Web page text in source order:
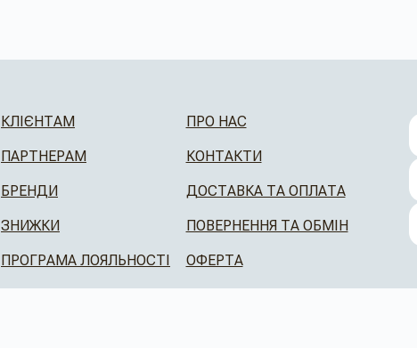
КЛІЄНТАМ
ПАРТНЕРАМ
БРЕНДИ
ЗНИЖКИ
ПРОГРАМА ЛОЯЛЬНОСТІ
ПРО НАС
КОНТАКТИ
ДОСТАВКА ТА ОПЛАТА
ПОВЕРНЕННЯ ТА ОБМІН
ОФЕРТА